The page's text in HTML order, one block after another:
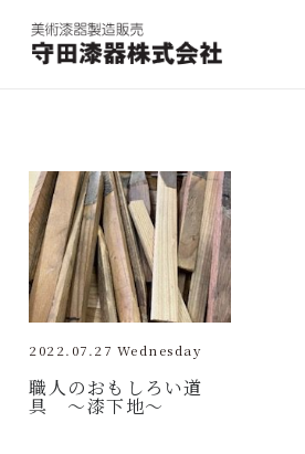
2022.07.27 Wednesday
職人のおもしろい道
具 〜漆下地〜